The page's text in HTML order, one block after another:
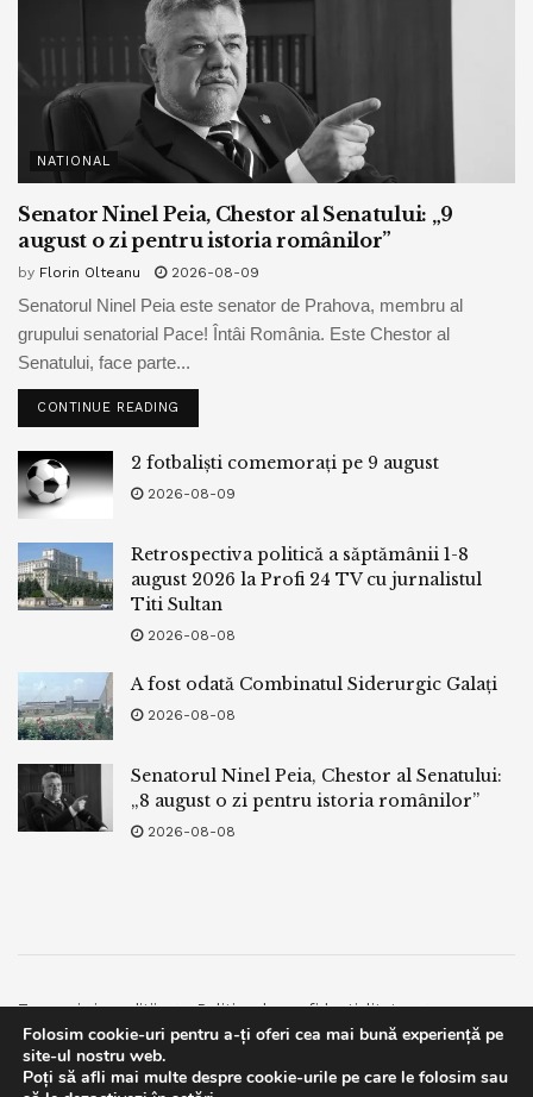
NATIONAL
Senator Ninel Peia, Chestor al Senatului: „9
august o zi pentru istoria românilor”
by Florin Olteanu 2026-08-09
Senatorul Ninel Peia este senator de Prahova, membru al
grupului senatorial Pace! Întâi România. Este Chestor al
Senatului, face parte...
CONTINUE READING
2 fotbaliști comemorați pe 9 august
2026-08-09
Retrospectiva politică a săptămânii 1-8
august 2026 la Profi 24 TV cu jurnalistul
Titi Sultan
2026-08-08
A fost odată Combinatul Siderurgic Galați
2026-08-08
Senatorul Ninel Peia, Chestor al Senatului:
„8 august o zi pentru istoria românilor”
2026-08-08
Termeni si conditii
Politica de confidentialitate
Facebook
Contact
© 2019bpnews- Business & Politics Newsbpnews.
Folosim cookie-uri pentru a-ți oferi cea mai bună experiență pe
site-ul nostru web.
Poți să afli mai multe despre cookie-urile pe care le folosim sau